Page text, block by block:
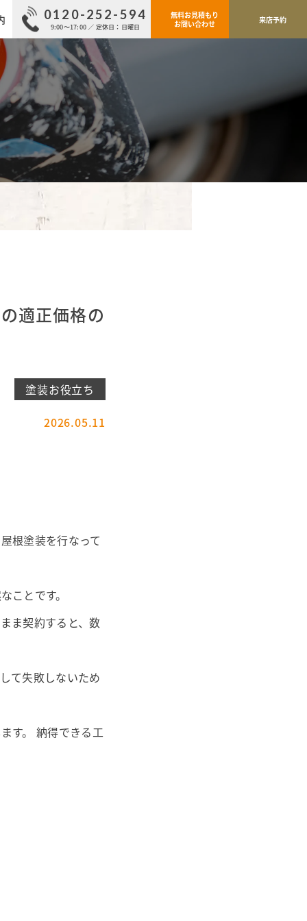
0120-252-594
9:00～17:00 ／ 定休日：日曜日
無料お見積もり
お問い合わせ
来店予約
適正価格の
塗装お役立ち
2026.05.11
根塗装を行なって
ことです。
ま契約すると、数
て失敗しないため
す。 納得できる工